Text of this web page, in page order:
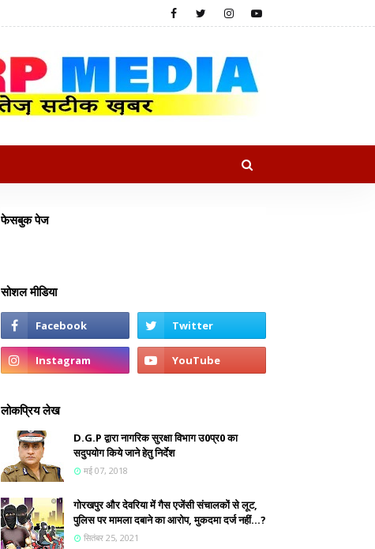
फेसबुक पेज
सोशल मीडिया
लोकप्रिय लेख
D.G.P द्वारा नागरिक सुरक्षा विभाग उ0प्र0 का
सदुपयोग किये जाने हेतु निर्देश
मई 07, 2018
गोरखपुर और देवरिया में गैस एजेंसी संचालकों से लूट,
पुलिस पर मामला दबाने का आरोप, मुकदमा दर्ज नहीं...?
सितंबर 25, 2021